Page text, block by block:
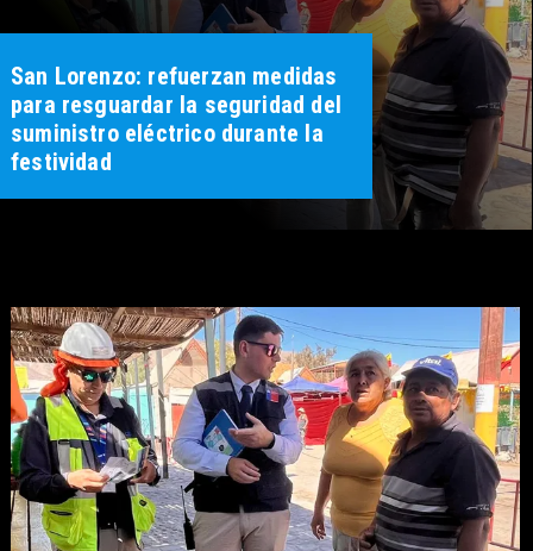
San Lorenzo: refuerzan medidas
para resguardar la seguridad del
suministro eléctrico durante la
festividad